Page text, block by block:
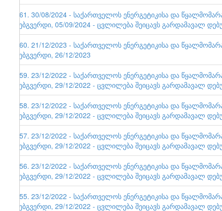
161. 30/08/2024 - საქართველოს ენერგეტიკისა და
ვებგვერდი, 05/09/2024 - ცვლილება შეიცავს გარდამავალ
160. 21/12/2023 - საქართველოს ენერგეტიკისა და
ვებგვერდი, 26/12/2023
159. 23/12/2022 - საქართველოს ენერგეტიკისა და
ვებგვერდი, 29/12/2022 - ცვლილება შეიცავს გარდამავალ
158. 23/12/2022 - საქართველოს ენერგეტიკისა და
ვებგვერდი, 29/12/2022 - ცვლილება შეიცავს გარდამავალ
157. 23/12/2022 - საქართველოს ენერგეტიკისა და
ვებგვერდი, 29/12/2022 - ცვლილება შეიცავს გარდამავალ
156. 23/12/2022 - საქართველოს ენერგეტიკისა და
ვებგვერდი, 29/12/2022 - ცვლილება შეიცავს გარდამავალ
155. 23/12/2022 - საქართველოს ენერგეტიკისა და
ვებგვერდი, 29/12/2022 - ცვლილება შეიცავს გარდამავალ